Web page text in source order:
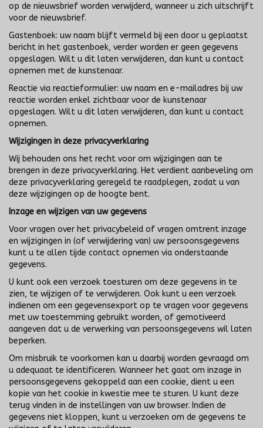
op de nieuwsbrief worden verwijderd, wanneer u zich uitschrijft
voor de nieuwsbrief.
Gastenboek: uw naam blijft vermeld bij een door u geplaatst
bericht in het gastenboek, verder worden er geen gegevens
opgeslagen. Wilt u dit laten verwijderen, dan kunt u contact
opnemen met de kunstenaar.
Reactie via reactieformulier: uw naam en e-mailadres bij uw
reactie worden enkel zichtbaar voor de kunstenaar
opgeslagen. Wilt u dit laten verwijderen, dan kunt u contact
opnemen.
Wijzigingen in deze privacyverklaring
Wij behouden ons het recht voor om wijzigingen aan te
brengen in deze privacyverklaring. Het verdient aanbeveling om
deze privacyverklaring geregeld te raadplegen, zodat u van
deze wijzigingen op de hoogte bent.
Inzage en wijzigen van uw gegevens
Voor vragen over het privacybeleid of vragen omtrent inzage
en wijzigingen in (of verwijdering van) uw persoonsgegevens
kunt u te allen tijde contact opnemen via onderstaande
gegevens.
U kunt ook een verzoek toesturen om deze gegevens in te
zien, te wijzigen of te verwijderen. Ook kunt u een verzoek
indienen om een gegevensexport op te vragen voor gegevens
met uw toestemming gebruikt worden, of gemotiveerd
aangeven dat u de verwerking van persoonsgegevens wil laten
beperken.
Om misbruik te voorkomen kan u daarbij worden gevraagd om
u adequaat te identificeren. Wanneer het gaat om inzage in
persoonsgegevens gekoppeld aan een cookie, dient u een
kopie van het cookie in kwestie mee te sturen. U kunt deze
terug vinden in de instellingen van uw browser. Indien de
gegevens niet kloppen, kunt u verzoeken om de gegevens te